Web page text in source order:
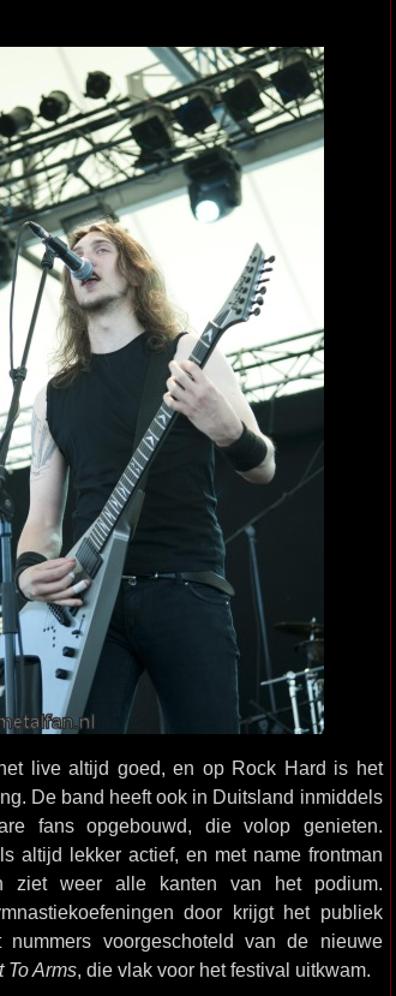
live altijd goed, en op Rock Hard is het
De band heeft ook in Duitsland inmiddels
fans opgebouwd, die volop genieten.
altijd lekker actief, en met name frontman
ziet weer alle kanten van het podium.
door krijgt het publiek
nummers voorgeschoteld van de nieuwe
To Arms, die vlak voor het festival uitkwam.